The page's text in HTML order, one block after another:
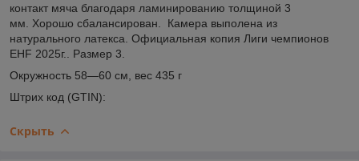
контакт мяча благодаря ламинированию толщиной 3
мм. Хорошо сбалансирован. Камера выполена из
натурального латекса. Официальная копия Лиги чемпионов
EHF 2025г.. Размер 3.
Окружность 58—60 см, вес 435 г
Штрих код (GTIN):
Скрыть